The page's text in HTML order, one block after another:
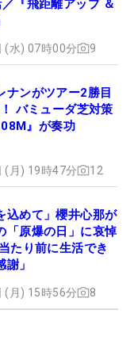
『飛距離アップ ＆
(水) 07時00分 9
ナンがツアー2勝目
バミューダ芝対策
』が奏功
(月) 19時47分 12
込めて」櫻井心那が
「原爆の日」に哀悼
たり前に生活でき
」
(月) 15時56分 8